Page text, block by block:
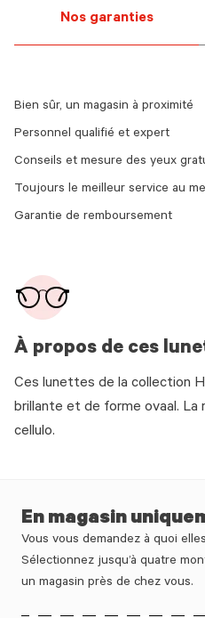
Nos garanties
À propos de ces
Ces lunettes de la collection
brillante et de forme ovaal.
cellulo.
Bien sûr, un magasin à proximité
Personnel qualifié et expert
Conseils et mesure des yeux
Toujours le meilleur service au
Garantie de remboursement
En magasin
Vous vous demandez à quoi
Sélectionnez jusqu’à quatre
un magasin près de chez vous.